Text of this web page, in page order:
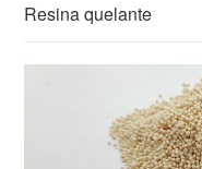
Resina quelante